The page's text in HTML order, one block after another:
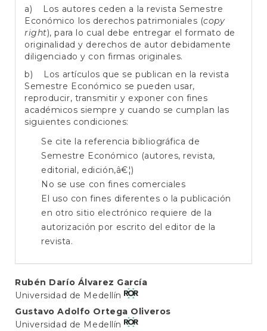
a) Los autores ceden a la revista Semestre
Económico los derechos patrimoniales (copy
right), para lo cual debe entregar el formato de
originalidad y derechos de autor debidamente
diligenciado y con firmas originales.
b) Los artículos que se publican en la revista
Semestre Económico se pueden usar,
reproducir, transmitir y exponer con fines
académicos siempre y cuando se cumplan las
siguientes condiciones:
Se cite la referencia bibliográfica de
Semestre Económico (autores, revista,
editorial, edición,â€¦)
No se use con fines comerciales
El uso con fines diferentes o la publicación
en otro sitio electrónico requiere de la
autorización por escrito del editor de la
revista.
Main
Article
Content
Rubén Darío Álvarez García
Universidad de Medellín
Gustavo Adolfo Ortega Oliveros
Universidad de Medellín